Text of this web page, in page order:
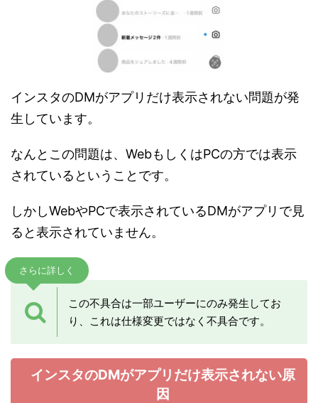
インスタのDMがアプリだけ表示されない問題が発
生しています。
なんとこの問題は、WebもしくはPCの方では表示
されているということです。
しかしWebやPCで表示されているDMがアプリで見
ると表示されていません。
さらに詳しく
この不具合は一部ユーザーにのみ発生してお
り、これは仕様変更ではなく不具合です。
インスタのDMがアプリだけ表示されない原
因